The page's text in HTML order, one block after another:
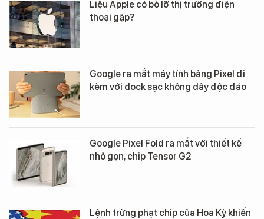
Liệu Apple có bỏ lỡ thị trường điện
thoại gập?
Google ra mắt máy tính bảng Pixel đi
kèm với dock sạc không dây độc đáo
Google Pixel Fold ra mắt với thiết kế
nhỏ gọn, chip Tensor G2
Lệnh trừng phạt chip của Hoa Kỳ khiến